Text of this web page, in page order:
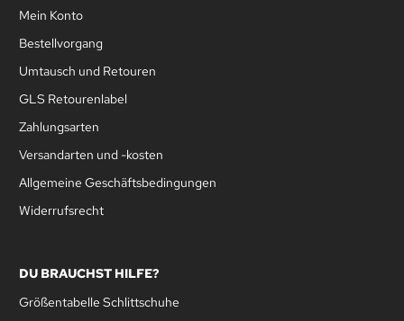
Mein Konto
Bestellvorgang
Umtausch und Retouren
GLS Retourenlabel
Zahlungsarten
Versandarten und -kosten
Allgemeine Geschäftsbedingungen
Widerrufsrecht
DU BRAUCHST HILFE?
Größentabelle Schlittschuhe